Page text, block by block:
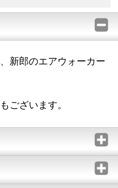
新郎のエアウォーカー
もございます。